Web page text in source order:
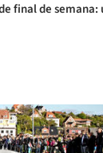
final de semana: